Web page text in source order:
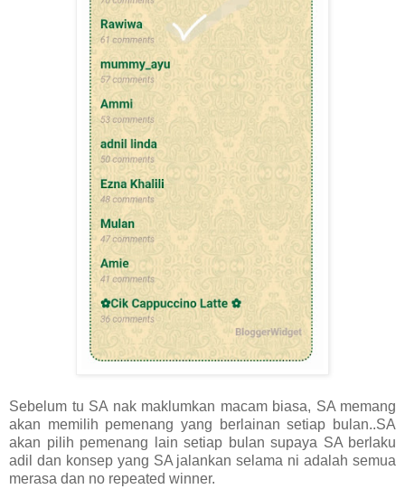
Sebelum tu SA nak maklumkan macam biasa, SA memang
akan memilih pemenang yang berlainan setiap bulan..SA
akan pilih pemenang lain setiap bulan supaya SA berlaku
adil dan konsep yang SA jalankan selama ni adalah semua
merasa dan no repeated winner.